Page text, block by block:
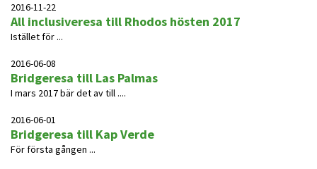
2016-11-22
All inclusiveresa till Rhodos hösten 2017
Istället för ...
2016-06-08
Bridgeresa till Las Palmas
I mars 2017 bär det av till ....
2016-06-01
Bridgeresa till Kap Verde
För första gången ...